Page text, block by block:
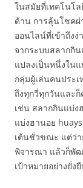
ในสมัยที่เทคโนโ
ด้าน การลุ้นโชคผ่
ออนไลน์ที่เข้าถึง
จากระบบสลากกิน
แปลงเป็นหนึ่งใน
กลุ่มผู้เล่นคนประเ
ถึงทุกวี่ทุกวันและ
เช่น สลากกินแบ่ง
แบ่งฮานอย
เต้นชั่วขณะ แต่ว่า
พิจารณา แล้วก็พัฒ
เป้าหมายอย่างยั่ง